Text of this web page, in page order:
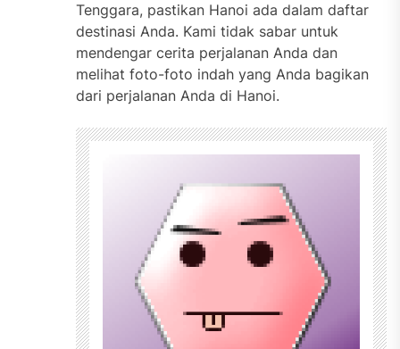
Tenggara, pastikan Hanoi ada dalam daftar
destinasi Anda. Kami tidak sabar untuk
mendengar cerita perjalanan Anda dan
melihat foto-foto indah yang Anda bagikan
dari perjalanan Anda di Hanoi.